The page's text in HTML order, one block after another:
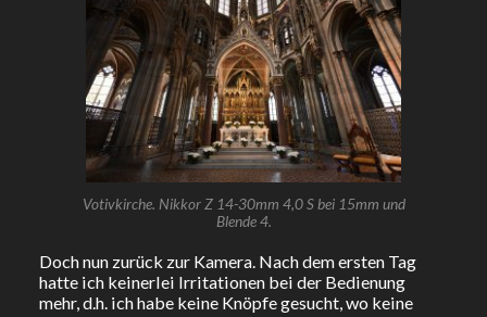
Votivkirche. Nikkor Z 14-30mm 4,0 S bei 15mm und
Blende 4.
Doch nun zurück zur Kamera. Nach dem ersten Tag
hatte ich keinerlei Irritationen bei der Bedienung
mehr, d.h. ich habe keine Knöpfe gesucht, wo keine